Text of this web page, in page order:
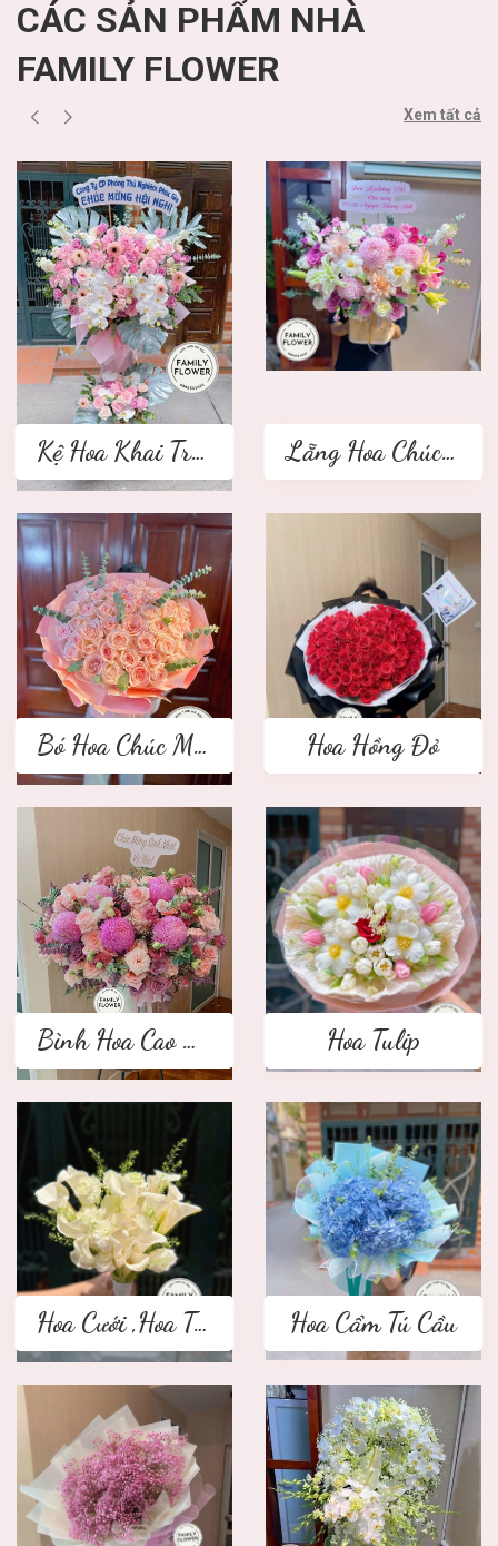
CÁC SẢN PHẨM NHÀ
FAMILY FLOWER
Xem tất cả
Kệ Hoa Khai Trương 2 tầng Lẵng Hoa Chúc Mừng
Bó Hoa Chúc Mừng Hoa Hồng Đỏ
Bình Hoa Cao Cấp Hoa Tulip
Hoa Cưới ,Hoa Tay Cầm Cô Dâu Hoa Cẩm Tú Cầu